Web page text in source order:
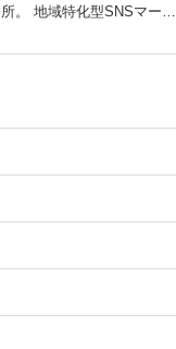
所。 地域特化型SNSマー…